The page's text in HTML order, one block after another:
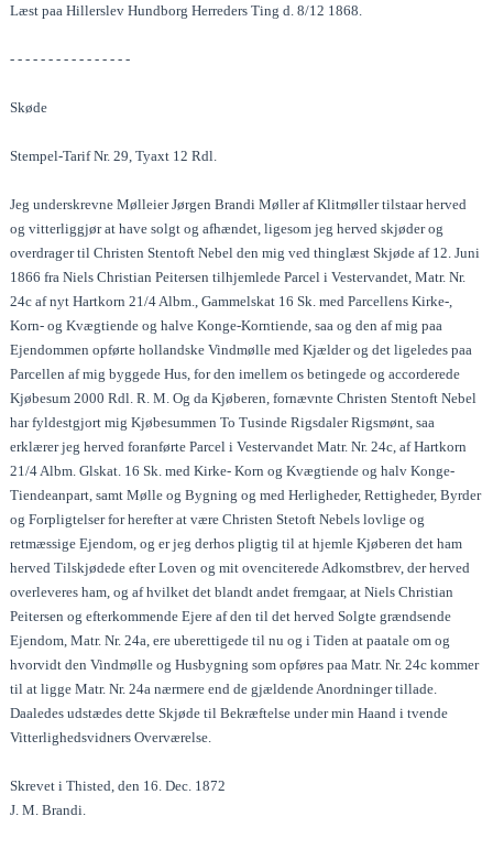
Læst paa Hillerslev Hundborg Herreders Ting d. 8/12 1868.
- - - - - - - - - - - - - - - -
Skøde
Stempel-Tarif Nr. 29, Tyaxt 12 Rdl.
Jeg underskrevne Mølleier Jørgen Brandi Møller af Klitmøller tilstaar herved
og vitterliggjør at have solgt og afhændet, ligesom jeg herved skjøder og
overdrager til Christen Stentoft Nebel den mig ved thinglæst Skjøde af 12. Juni
1866 fra Niels Christian Peitersen tilhjemlede Parcel i Vestervandet, Matr. Nr.
24c af nyt Hartkorn 21/4 Albm., Gammelskat 16 Sk. med Parcellens Kirke-,
Korn- og Kvægtiende og halve Konge-Korntiende, saa og den af mig paa
Ejendommen opførte hollandske Vindmølle med Kjælder og det ligeledes paa
Parcellen af mig byggede Hus, for den imellem os betingede og accorderede
Kjøbesum 2000 Rdl. R. M. Og da Kjøberen, fornævnte Christen Stentoft Nebel
har fyldestgjort mig Kjøbesummen To Tusinde Rigsdaler Rigsmønt, saa
erklærer jeg herved foranførte Parcel i Vestervandet Matr. Nr. 24c, af Hartkorn
21/4 Albm. Glskat. 16 Sk. med Kirke- Korn og Kvægtiende og halv Konge-
Tiendeanpart, samt Mølle og Bygning og med Herligheder, Rettigheder, Byrder
og Forpligtelser for herefter at være Christen Stetoft Nebels lovlige og
retmæssige Ejendom, og er jeg derhos pligtig til at hjemle Kjøberen det ham
herved Tilskjødede efter Loven og mit ovenciterede Adkomstbrev, der herved
overleveres ham, og af hvilket det blandt andet fremgaar, at Niels Christian
Peitersen og efterkommende Ejere af den til det herved Solgte grændsende
Ejendom, Matr. Nr. 24a, ere uberettigede til nu og i Tiden at paatale om og
hvorvidt den Vindmølle og Husbygning som opføres paa Matr. Nr. 24c kommer
til at ligge Matr. Nr. 24a nærmere end de gjældende Anordninger tillade.
Daaledes udstædes dette Skjøde til Bekræftelse under min Haand i tvende
Vitterlighedsvidners Overværelse.
Skrevet i Thisted, den 16. Dec. 1872
J. M. Brandi.